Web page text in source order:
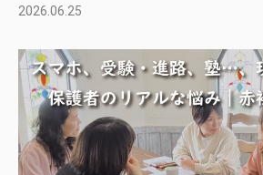
2026.06.25